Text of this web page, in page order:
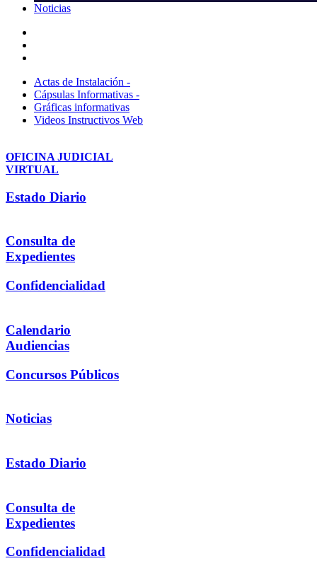
Noticias
Actas de Instalación -
Cápsulas Informativas -
Gráficas informativas
Videos Instructivos Web
OFICINA JUDICIAL
VIRTUAL
Estado Diario
Consulta de
Expedientes
Confidencialidad
Calendario
Audiencias
Concursos Públicos
Noticias
Estado Diario
Consulta de
Expedientes
Confidencialidad